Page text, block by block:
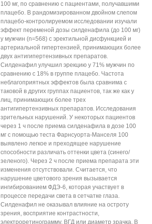
100 мг, по сравнению с пациентами, получавшими
плацебо. В рандомизированном двойном слепом
плацебо-контролируемом исследовании изучали
эффект переменой дозы силденафила (до 100 мг)
у мужчин (n=568) с эректильной дисфункцией и
артериальной гипертензией, принимающих более
двух антигипертензивных препаратов.
Силденафил улучшил эрекцию у 71% мужчин по
сравнению с 18% в группе плацебо. Частота
неблагоприятных эффектов была сравнима с
таковой в других группах пациентов, так же как у
лиц, принимающих более трех
антигипертензивных препаратов. Исследования
зрительных нарушений. У некоторых пациентов
через 1 ч после приема силденафила в дозе 100
мг с помощью теста Фарнсуорта-Манселя 100
выявлено легкое и преходящее нарушение
способности различать оттенки цвета (синего/
зеленого). Через 2 ч после приема препарата эти
изменения отсутствовали. Считается, что
нарушение цветового зрения вызывается
ингибированием ФДЭ-6, которая участвует в
процессе передачи света в сетчатке глаза.
Силденафил не оказывал влияние на остроту
зрения, восприятие контрастности,
электроретинограмму, ВГД или диаметр зрачка. В